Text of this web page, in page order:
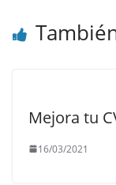
Mejora tu
16/03/2021